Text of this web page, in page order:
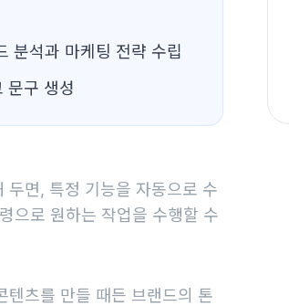
분석과 마케팅 전략 수립
문구 생성
두면, 특정 기능을 자동으로 수
으로 원하는 작업을 수행할 수
텐츠를 만들 때든 브랜드의 톤